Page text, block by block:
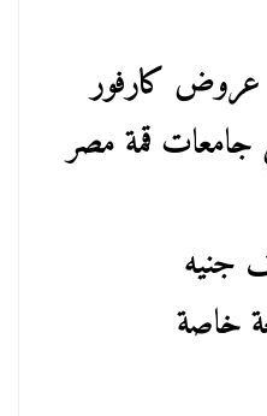
عروض كارفور
قمة مصر
خاصة